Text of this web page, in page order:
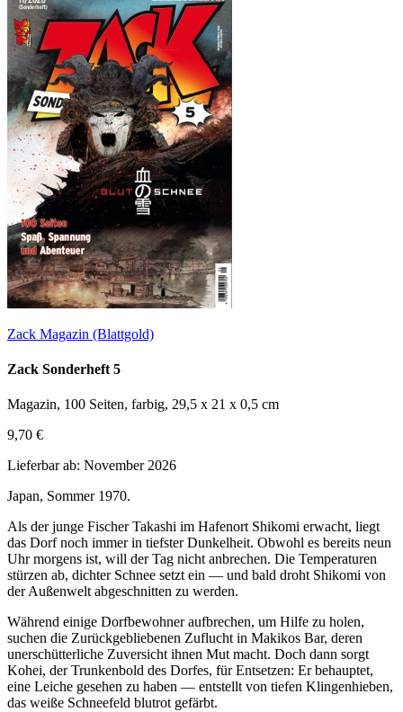
Zack Magazin (Blattgold)
Zack Sonderheft 5
Magazin, 100 Seiten, farbig, 29,5 x 21 x 0,5 cm
9,70 €
Lieferbar ab: November 2026
Japan, Sommer 1970.
Als der junge Fischer Takashi im Hafenort Shikomi erwacht, liegt
das Dorf noch immer in tiefster Dunkelheit. Obwohl es bereits neun
Uhr morgens ist, will der Tag nicht anbrechen. Die Temperaturen
stürzen ab, dichter Schnee setzt ein — und bald droht Shikomi von
der Außenwelt abgeschnitten zu werden.
Während einige Dorfbewohner aufbrechen, um Hilfe zu holen,
suchen die Zurückgebliebenen Zuflucht in Makikos Bar, deren
unerschütterliche Zuversicht ihnen Mut macht. Doch dann sorgt
Kohei, der Trunkenbold des Dorfes, für Entsetzen: Er behauptet,
eine Leiche gesehen zu haben — entstellt von tiefen Klingenhieben,
das weiße Schneefeld blutrot gefärbt.